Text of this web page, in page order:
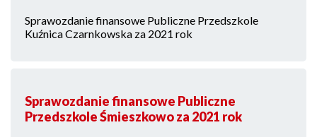
Sprawozdanie finansowe Publiczne Przedszkole
Kuźnica Czarnkowska za 2021 rok
Sprawozdanie finansowe Publiczne
Przedszkole Śmieszkowo za 2021 rok